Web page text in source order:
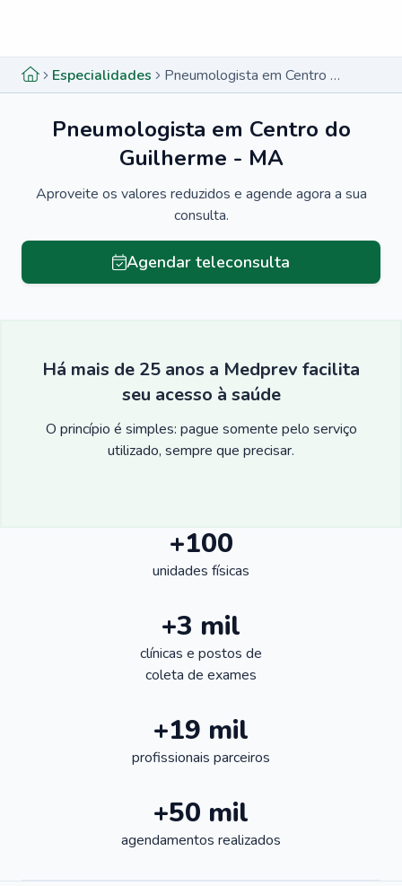
Especialidades Pneumologista em Centro do Guilherme - MA
Pneumologista em Centro do
Guilherme - MA
Aproveite os valores reduzidos e agende agora a sua
consulta.
Agendar teleconsulta
Há mais de 25 anos a Medprev facilita
seu acesso à saúde
O princípio é simples: pague somente pelo serviço
utilizado, sempre que precisar.
+100
unidades físicas
+3 mil
clínicas e postos de
coleta de exames
+19 mil
profissionais parceiros
+50 mil
agendamentos realizados